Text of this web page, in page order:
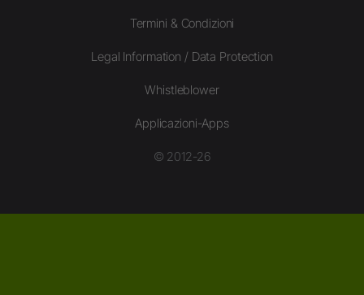
Termini & Condizioni
Legal Information / Data Protection
Whistleblower
Applicazioni-Apps
© 2012-26